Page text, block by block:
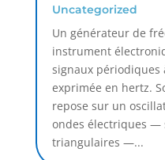
Uncategorized
Un générateur de
instrument
signaux périodiques
exprimée en hertz.
repose sur un
ondes électriques —
triangulaires —...